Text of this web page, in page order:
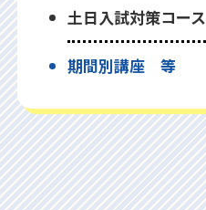
⼟⽇⼊試対策コース
期間別講座 等